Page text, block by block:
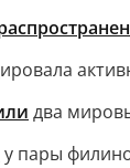
два
у пары